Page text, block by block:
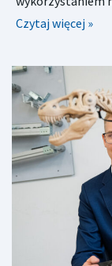
Czytaj więcej »